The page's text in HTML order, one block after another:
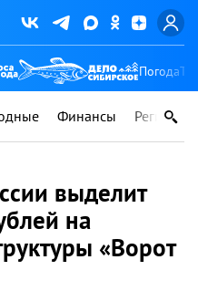
Погода
Финансы Регионы
выделит
на
«Ворот